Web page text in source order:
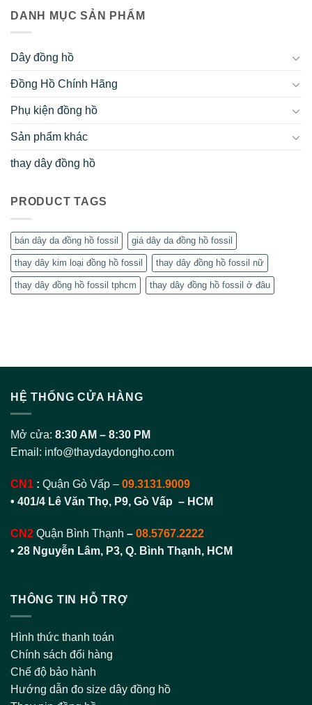
DANH MỤC SẢN PHẨM
Dây đồng hồ
Đồng Hồ Chính Hãng
Phụ kiện đồng hồ
Sản phẩm khác
thay dây đồng hồ
PRODUCT TAGS
bán dây da đồng hồ fossil giá dây da đồng hồ fossil
thay dây kim loại đồng hồ fossil thay dây đồng hồ fossil nữ
thay dây đồng hồ fossil tphcm thay dây đồng hồ fossil ở đâu
HỆ THỐNG CỬA HÀNG
Mở cửa: 8:30 AM – 8:30 PM
Email: info@thaydaydongho.com
CN1 : Quận Gò Vấp – 09.3131.9009
• 401/4 Lê Văn Thọ, P9, Gò Vấp – HCM
CN2 Quận Bình Thạnh – 08.5767.2222
• 28 Nguyễn Lâm, P3, Q. Bình Thạnh, HCM
THÔNG TIN HỖ TRỢ
Hình thức thanh toán
Chính sách đổi hàng
Chế độ bảo hành
Hướng dẫn đo size dây đồng hồ